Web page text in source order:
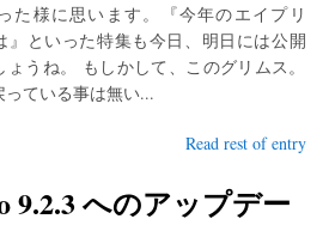
た様に思います。『今年のエイプリ
』といった特集も今日、明日には公開
ょうね。 もしかして、このグリムス。
っている事は無い...
Read rest of entry
9.2.3 へのアップデー